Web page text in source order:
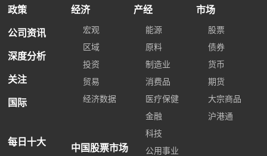
政策
公司资讯
深度分析
关注
国际
每日十大
经济
宏观
区域
投资
贸易
经济数据
中国股票市场
产经
能源
原料
制造业
消费品
医疗保健
金融
科技
公用事业
市场
股票
债券
货币
期货
大宗商品
沪港通